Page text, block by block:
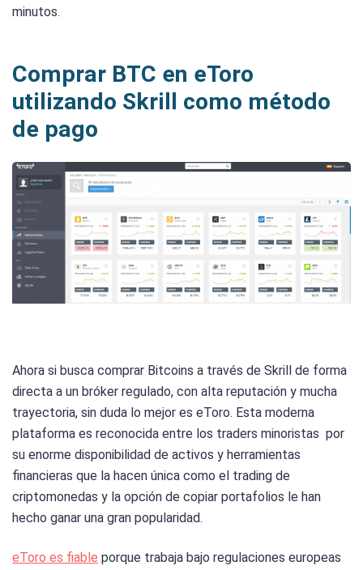
minutos.
Comprar BTC en eToro
utilizando Skrill como método
de pago
Ahora si busca comprar Bitcoins a través de Skrill de forma
directa a un bróker regulado, con alta reputación y mucha
trayectoria, sin duda lo mejor es eToro. Esta moderna
plataforma es reconocida entre los traders minoristas por
su enorme disponibilidad de activos y herramientas
financieras que la hacen única como el trading de
criptomonedas y la opción de copiar portafolios le han
hecho ganar una gran popularidad.
eToro es fiable porque trabaja bajo regulaciones europeas